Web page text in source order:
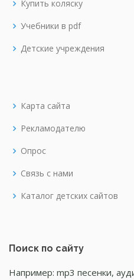
Купить коляску
Учебники в pdf
Детские учреждения
Карта сайта
Рекламодателю
Опрос
Связь с нами
Каталог детских сайтов
Поиск по сайту
Например: mp3 песенки,